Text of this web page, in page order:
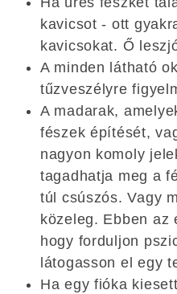
kavicsot - ott
kavicsokat. Ő
A minden látható
tűzveszélyre
A madarak,
fészek építését,
nagyon komoly
tagadhatja meg a
túl csúszós. Vagy
közeleg. Ebben az
hogy forduljon
látogasson el egy
Ha egy fióka